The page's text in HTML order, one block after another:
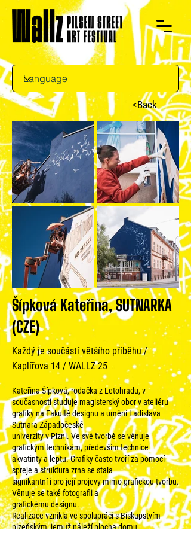
<Back
Šípková Kateřina, SUTNARKA
(CZE)
Každý je součástí většího příběhu /
Kaplířova 14 / WALLZ 25
Kateřina Šípková, rodačka z Letohradu, v
současnosti studuje magisterský obor v ateliéru
grafiky na Fakultě designu a umění Ladislava
Sutnara Západočeské
univerzity v Plzni. Ve své tvorbě se věnuje
grafickým technikám, především technice
akvatinty a leptu. Grafiky často tvoří za pomocí
spreje a struktura zrna se stala
signikantní i pro její projevy mimo grafickou tvorbu.
Věnuje se také fotografii a
grafickému designu.
Realizace vznikla ve spolupráci s Biskupstvím
plzeňským, jemuž náleží plocha domu.